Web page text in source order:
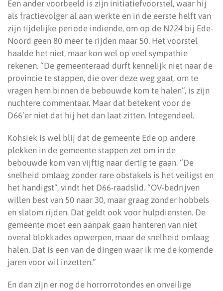
Een ander voorbeeld is zijn initiatiefvoorstel, waar hij
als fractievolger al aan werkte en in de eerste helft van
zijn tijdelijke periode indiende, om op de N224 bij Ede-
Noord geen 80 meer te rijden maar 50. Het voorstel
haalde het niet, maar kon wel op veel sympathie
rekenen. “De gemeenteraad durft kennelijk niet naar de
provincie te stappen, die over deze weg gaat, om te
vragen hem binnen de bebouwde kom te halen”, is zijn
nuchtere commentaar. Maar dat betekent voor de
D66’er niet dat hij het dan laat zitten. Integendeel.
Kohsiek is wel blij dat de gemeente Ede op andere
plekken in de gemeente stappen zet om in de
bebouwde kom van vijftig naar dertig te gaan. “De
snelheid omlaag zonder rare obstakels is het veiligst en
het handigst”, vindt het D66-raadslid. “OV-bedrijven
willen best van 50 naar 30, maar graag zonder hobbels
en slalom rijden. Dat geldt ook voor hulpdiensten. De
gemeente moet een aanpak gaan hanteren van niet
overal blokkades opwerpen, maar de snelheid omlaag
halen. Dat is een van de dingen waar ik me de komende
jaren voor wil inzetten.”
En dan zijn er nog de horrorrotondes en onveilige